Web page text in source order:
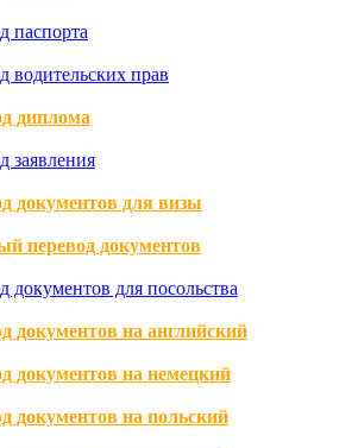
паспорта
водительских прав
диплома
заявления
документов для визы
перевод документов
документов для посольства
документов на английский
документов на немецкий
документов на польский